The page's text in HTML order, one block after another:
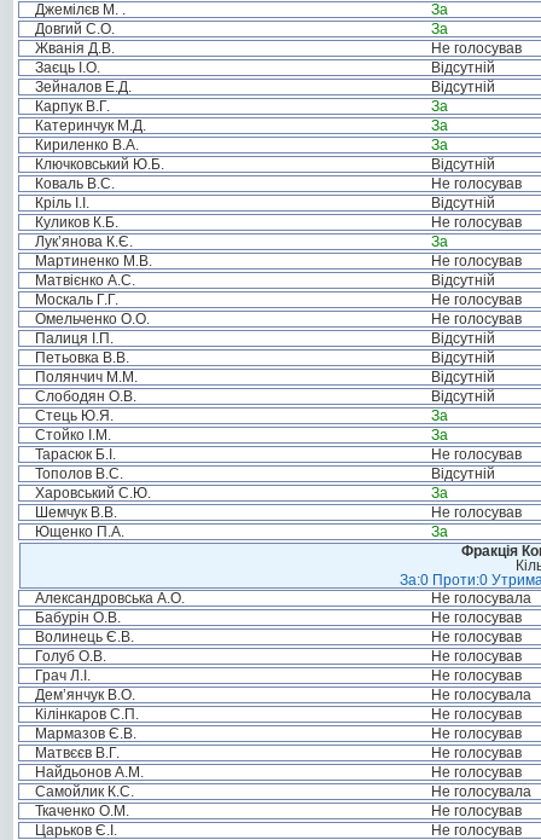
Джемілєв М. .
За
Довгий С.О.
За
Жванія Д.В.
Не голосував
Заєць І.О.
Відсутній
Зейналов Е.Д.
Відсутній
Карпук В.Г.
За
Катеринчук М.Д.
За
Кириленко В.А.
За
Ключковський Ю.Б.
Відсутній
Коваль В.С.
Не голосував
Кріль І.І.
Відсутній
Куликов К.Б.
Не голосував
Лук’янова К.Є.
За
Мартиненко М.В.
Не голосував
Матвієнко А.С.
Відсутній
Москаль Г.Г.
Не голосував
Омельченко О.О.
Не голосував
Палиця І.П.
Відсутній
Петьовка В.В.
Відсутній
Полянчич М.М.
Відсутній
Слободян О.В.
Відсутній
Стець Ю.Я.
За
Стойко І.М.
За
Тарасюк Б.І.
Не голосував
Тополов В.С.
Відсутній
Харовський С.Ю.
За
Шемчук В.В.
Не голосував
Ющенко П.А.
За
Фракція
За:0 Проти:0
Александровська А.О.
Не голосувала
Бабурін О.В.
Не голосував
Волинець Є.В.
Не голосував
Голуб О.В.
Не голосував
Грач Л.І.
Не голосував
Дем’янчук В.О.
Не голосувала
Кілінкаров С.П.
Не голосував
Мармазов Є.В.
Не голосував
Матвєєв В.Г.
Не голосував
Найдьонов А.М.
Не голосував
Самойлик К.С.
Не голосувала
Ткаченко О.М.
Не голосував
Царьков Є.І.
Не голосував